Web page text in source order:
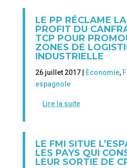
LE PP RÉCLAME
PROFIT DU
TCP POUR
ZONES DE
INDUSTRIELLE
26 juillet 2017 | Economie,
espagnole
Lire la suite
LE FMI SITUE
LES PAYS QUI
LEUR SORTIE DE